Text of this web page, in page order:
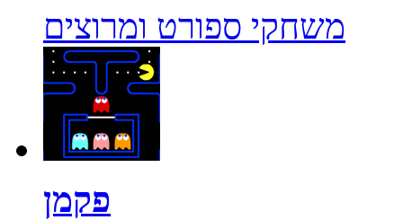
משחקי ספורט ומרוצים
פקמן